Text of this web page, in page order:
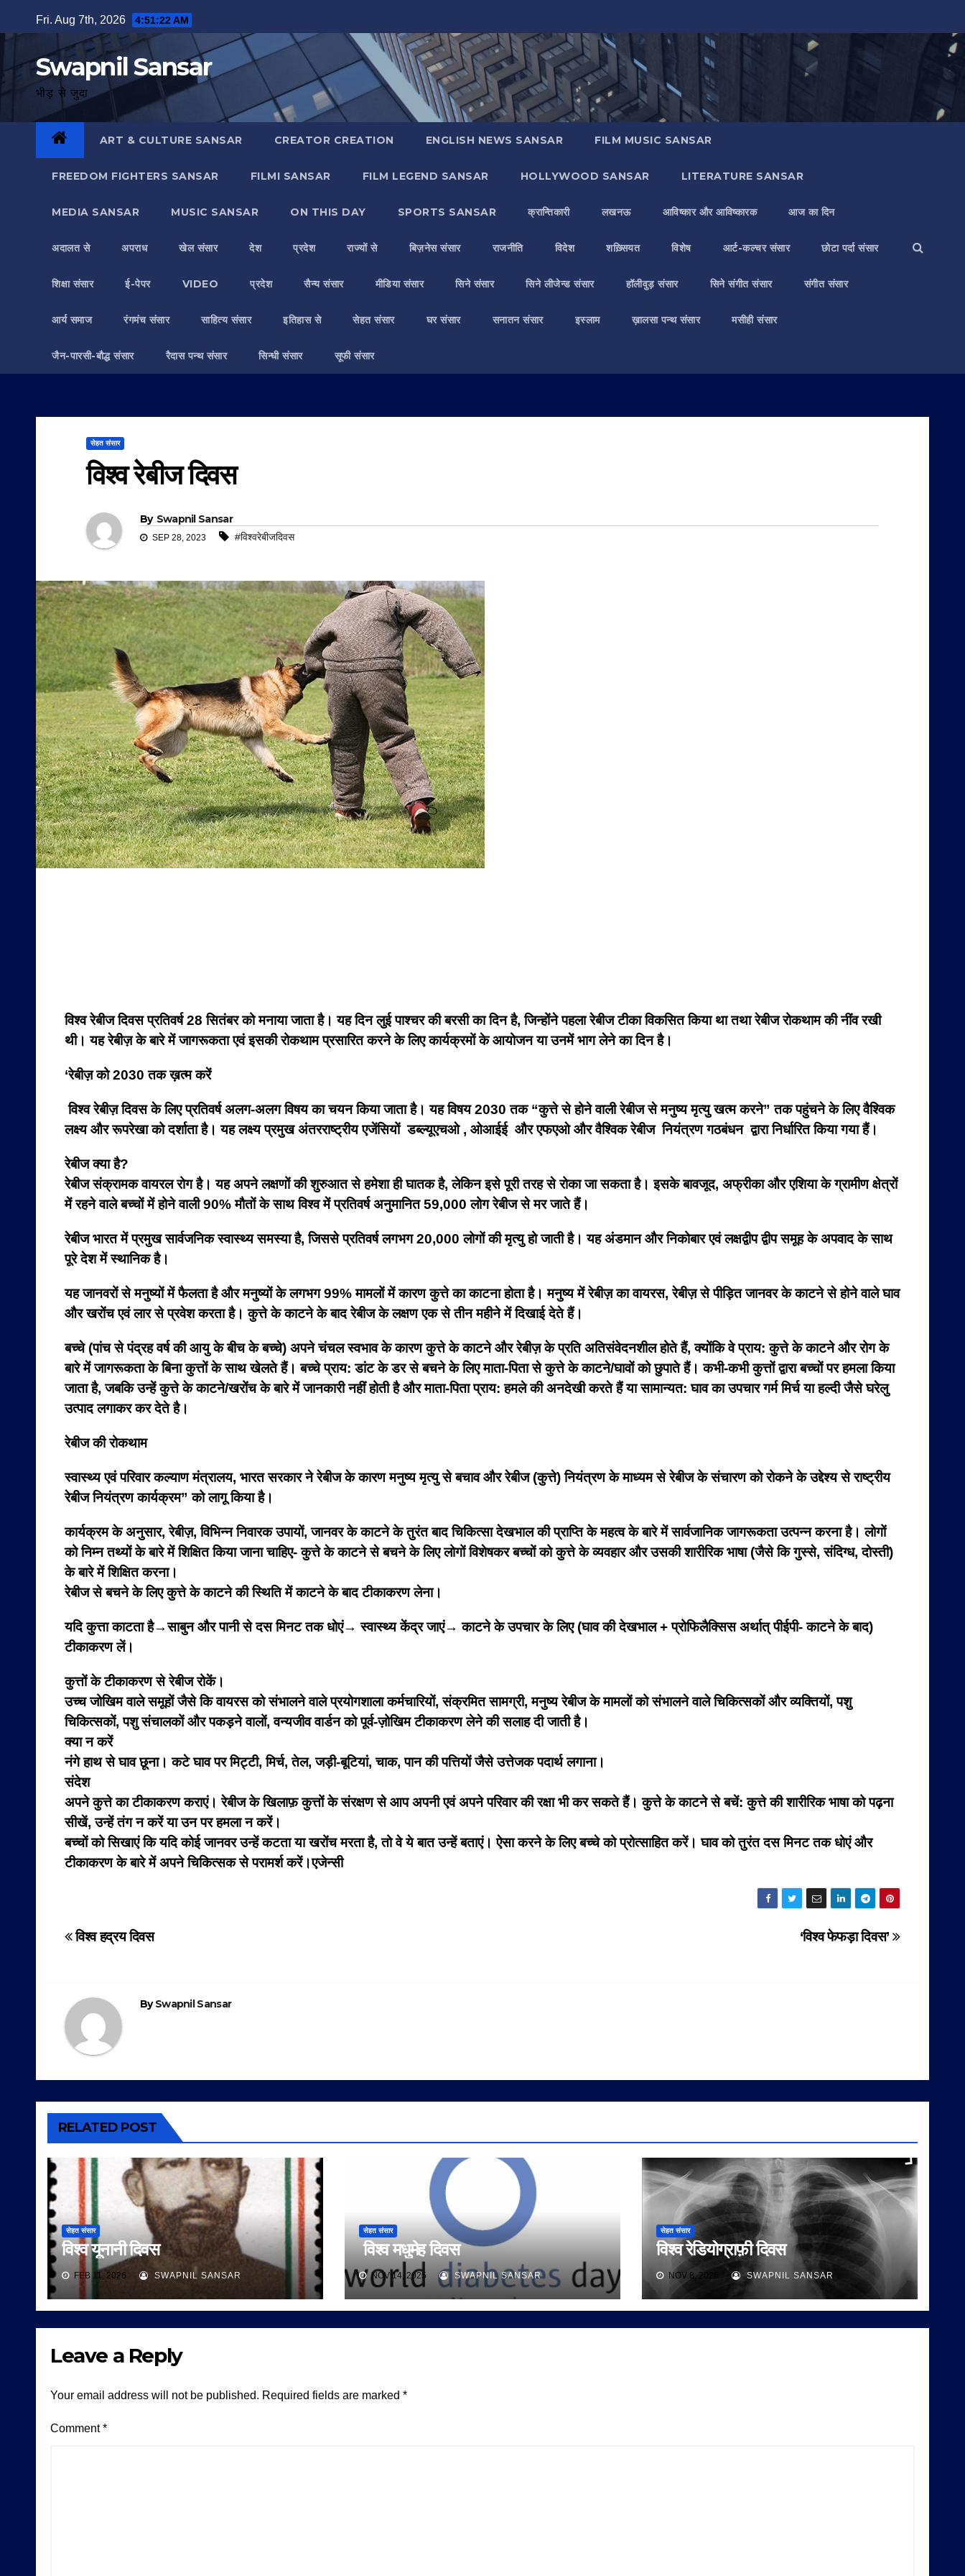
to
Fri. Aug 7th, 2026 4:51:23 AM
Swapnil Sansar
भीड़ से जुदा
ART & CULTURE SANSAR CREATOR CREATION ENGLISH NEWS SANSAR FILM MUSIC SANSAR
FREEDOM FIGHTERS SANSAR FILMI SANSAR FILM LEGEND SANSAR HOLLYWOOD SANSAR LITERATURE SANSAR
MEDIA SANSAR MUSIC SANSAR ON THIS DAY SPORTS SANSAR क्रान्तिकारी लखनऊ आविष्कार और आविष्कारक आज का दिन
अदालत से अपराध खेल संसार देश प्रदेश राज्यों से बिज़नेस संसार राजनीति विदेश शख़्सियत विशेष आर्ट-कल्चर संसार छोटा पर्दा संसार
शिक्षा संसार ई-पेपर VIDEO प्रदेश सैन्य संसार मीडिया संसार सिने संसार सिने लीजेन्ड संसार हॉलीवुड़ संसार सिने संगीत संसार संगीत संसार
आर्य समाज रंगमंच संसार साहित्य संसार इतिहास से सेहत संसार घर संसार सनातन संसार इस्लाम ख़ालसा पन्थ संसार मसीही संसार
जैन-पारसी-बौद्ध संसार रैदास पन्थ संसार सिन्धी संसार सूफी संसार
सेहत संसार
विश्व रेबीज दिवस
By Swapnil Sansar
SEP 28, 2023 #विश्वरेबीजदिवस
विश्व रेबीज दिवस प्रतिवर्ष 28 सितंबर को मनाया जाता है। यह दिन लुई पाश्चर की बरसी का दिन है, जिन्होंने पहला रेबीज टीका विकसित किया था तथा रेबीज रोकथाम की नींव रखी
थी। यह रेबीज़ के बारे में जागरूकता एवं इसकी रोकथाम प्रसारित करने के लिए कार्यक्रमों के आयोजन या उनमें भाग लेने का दिन है।
‘रेबीज़ को 2030 तक ख़त्म करें
विश्व रेबीज़ दिवस के लिए प्रतिवर्ष अलग-अलग विषय का चयन किया जाता है। यह विषय 2030 तक “कुत्ते से होने वाली रेबीज से मनुष्य मृत्यु खत्म करने” तक पहुंचने के लिए वैश्विक
लक्ष्य और रूपरेखा को दर्शाता है। यह लक्ष्य प्रमुख अंतरराष्ट्रीय एजेंसियों डब्ल्यूएचओ , ओआईई और एफएओ और वैश्विक रेबीज नियंत्रण गठबंधन द्वारा निर्धारित किया गया हैं।
रेबीज क्या है?
रेबीज संक्रामक वायरल रोग है। यह अपने लक्षणों की शुरुआत से हमेशा ही घातक है, लेकिन इसे पूरी तरह से रोका जा सकता है। इसके बावजूद, अफ्रीका और एशिया के ग्रामीण क्षेत्रों
में रहने वाले बच्चों में होने वाली 90% मौतों के साथ विश्व में प्रतिवर्ष अनुमानित 59,000 लोग रेबीज से मर जाते हैं।
रेबीज भारत में प्रमुख सार्वजनिक स्वास्थ्य समस्या है, जिससे प्रतिवर्ष लगभग 20,000 लोगों की मृत्यु हो जाती है। यह अंडमान और निकोबार एवं लक्षद्वीप द्वीप समूह के अपवाद के साथ
पूरे देश में स्थानिक है।
यह जानवरों से मनुष्यों में फैलता है और मनुष्यों के लगभग 99% मामलों में कारण कुत्ते का काटना होता है। मनुष्य में रेबीज़ का वायरस, रेबीज़ से पीड़ित जानवर के काटने से होने वाले घाव
और खरोंच एवं लार से प्रवेश करता है। कुत्ते के काटने के बाद रेबीज के लक्षण एक से तीन महीने में दिखाई देते हैं।
बच्चे (पांच से पंद्रह वर्ष की आयु के बीच के बच्चे) अपने चंचल स्वभाव के कारण कुत्ते के काटने और रेबीज़ के प्रति अतिसंवेदनशील होते हैं, क्योंकि वे प्राय: कुत्ते के काटने और रोग के
बारे में जागरूकता के बिना कुत्तों के साथ खेलते हैं। बच्चे प्राय: डांट के डर से बचने के लिए माता-पिता से कुत्ते के काटने/घावों को छुपाते हैं। कभी-कभी कुत्तों द्वारा बच्चों पर हमला किया
जाता है, जबकि उन्हें कुत्ते के काटने/खरोंच के बारे में जानकारी नहीं होती है और माता-पिता प्राय: हमले की अनदेखी करते हैं या सामान्यत: घाव का उपचार गर्म मिर्च या हल्दी जैसे घरेलु
उत्पाद लगाकर कर देते है।
रेबीज की रोकथाम
स्वास्थ्य एवं परिवार कल्याण मंत्रालय, भारत सरकार ने रेबीज के कारण मनुष्य मृत्यु से बचाव और रेबीज (कुत्ते) नियंत्रण के माध्यम से रेबीज के संचारण को रोकने के उद्देश्य से राष्ट्रीय
रेबीज नियंत्रण कार्यक्रम” को लागू किया है।
कार्यक्रम के अनुसार, रेबीज़, विभिन्न निवारक उपायों, जानवर के काटने के तुरंत बाद चिकित्सा देखभाल की प्राप्ति के महत्व के बारे में सार्वजानिक जागरूकता उत्पन्न करना है। लोगों
को निम्न तथ्यों के बारे में शिक्षित किया जाना चाहिए- कुत्ते के काटने से बचने के लिए लोगों विशेषकर बच्चों को कुत्ते के व्यवहार और उसकी शारीरिक भाषा (जैसे कि गुस्से, संदिग्ध, दोस्ती)
के बारे में शिक्षित करना।
रेबीज से बचने के लिए कुत्ते के काटने की स्थिति में काटने के बाद टीकाकरण लेना।
यदि कुत्ता काटता है→साबुन और पानी से दस मिनट तक धोएं→ स्वास्थ्य केंद्र जाएं→ काटने के उपचार के लिए (घाव की देखभाल + प्रोफिलैक्सिस अर्थात् पीईपी- काटने के बाद)
टीकाकरण लें।
कुत्तों के टीकाकरण से रेबीज रोकें।
उच्च जोखिम वाले समूहों जैसे कि वायरस को संभालने वाले प्रयोगशाला कर्मचारियों, संक्रमित सामग्री, मनुष्य रेबीज के मामलों को संभालने वाले चिकित्सकों और व्यक्तियों, पशु
चिकित्सकों, पशु संचालकों और पकड़ने वालों, वन्यजीव वार्डन को पूर्व-ज़ोखिम टीकाकरण लेने की सलाह दी जाती है।
क्या न करें
नंगे हाथ से घाव छूना। कटे घाव पर मिट्टी, मिर्च, तेल, जड़ी-बूटियां, चाक, पान की पत्तियों जैसे उत्तेजक पदार्थ लगाना।
संदेश
अपने कुत्ते का टीकाकरण कराएं। रेबीज के खिलाफ़ कुत्तों के संरक्षण से आप अपनी एवं अपने परिवार की रक्षा भी कर सकते हैं। कुत्ते के काटने से बचें: कुत्ते की शारीरिक भाषा को पढ़ना
सीखें, उन्हें तंग न करें या उन पर हमला न करें।
बच्चों को सिखाएं कि यदि कोई जानवर उन्हें कटता या खरोंच मरता है, तो वे ये बात उन्हें बताएं। ऐसा करने के लिए बच्चे को प्रोत्साहित करें। घाव को तुरंत दस मिनट तक धोएं और
टीकाकरण के बारे में अपने चिकित्सक से परामर्श करें।एजेन्सी
Post
‘विश्व फेफड़ा दिवस’
विश्व हद्रय दिवस
BySwapnil Sansar
RELATED POST
सेहत संसार
विश्व यूनानी दिवस
FEB 11, 2026 SWAPNIL SANSAR
सेहत संसार
विश्व मधुमेह दिवस
NOV 14, 2025 SWAPNIL SANSAR
सेहत संसार
विश्व रेडियोग्राफ़ी दिवस
NOV 8, 2025 SWAPNIL SANSAR
Leave a Reply
Your email address will not be published. Required fields are marked *
Comment*